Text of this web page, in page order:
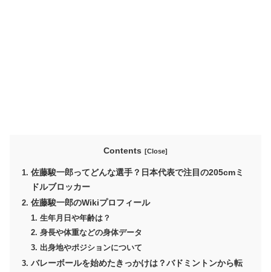
Contents
佐藤駿一郎ってどんな選手？日本代表で注目の205cmミ
ドルブロッカー
佐藤駿一郎のWikiプロフィール
生年月日や年齢は？
身長や体重などの身体データ
出身地やポジションについて
バレーボールを始めたきっかけは？バドミントンから転